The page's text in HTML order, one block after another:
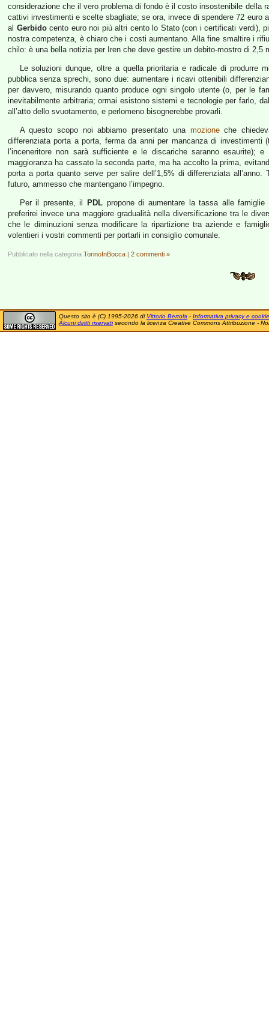
considerazione che il vero problema di fondo è il costo insostenibile della
cattivi investimenti e scelte sbagliate; se ora, invece di spendere 72 euro
al Gerbidocento euro noi più altri cento lo Stato (con i certificati verdi),
nostra competenza, è chiaro che i costi aumentano. Alla fine smaltire i
chilo: è una bella notizia per Iren che deve gestire un debito-mostro di 2,5
Le soluzioni dunque, oltre a quella prioritaria e radicale di produrre
pubblica senza sprechi, sono due: aumentare i ricavi ottenibili
per davvero, misurando quanto produce ogni singolo utente (o, per le
inevitabilmente arbitraria; ormai esistono sistemi e tecnologie per farlo,
all’atto dello svuotamento, e perlomeno bisognerebbe provarli.
A questo scopo noi abbiamo presentato una mozioneche
differenziata porta a porta, ferma da anni per mancanza di investimenti
l’inceneritore non sarà sufficiente e le discariche saranno esaurite);
maggioranza ha cassato la seconda parte, ma ha accolto la prima,
porta a porta quanto serve per salire dell’1,5% di differenziata
futuro, ammesso che mantengano l’impegno.
Per il presente, il PDL propone di aumentare la tassa alle
preferirei invece una maggiore gradualità nella diversificazione tra le
che le diminuzioni senza modificare la ripartizione tra aziende e
volentieri i vostri commenti per portarli in consiglio comunale.
Pubblicato nella categoria TorinoInBocca | 2 commenti »
Questo sito è (C) 1995-2026 di Vittorio Bertola - Informativa privacy e cookie
Alcuni diritti riservatisecondo la licenza Creative Commons Attribuzione -